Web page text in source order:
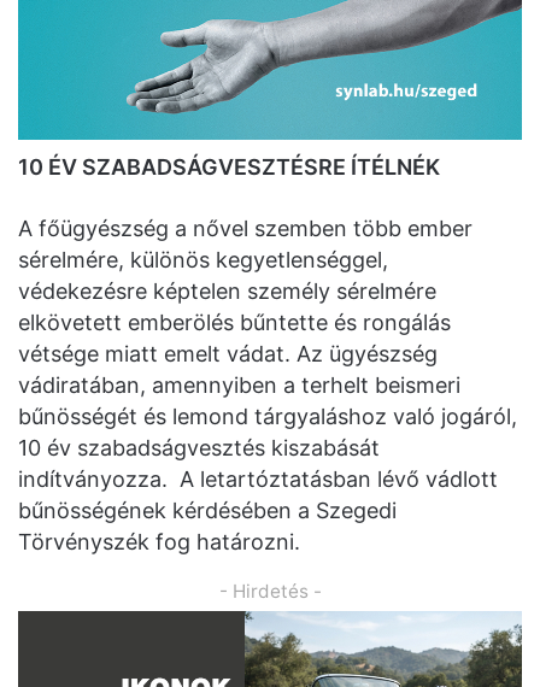
10 ÉV SZABADSÁGVESZTÉSRE ÍTÉLNÉK
A főügyészség a nővel szemben több ember
sérelmére, különös kegyetlenséggel,
védekezésre képtelen személy sérelmére
elkövetett emberölés bűntette és rongálás
vétsége miatt emelt vádat. Az ügyészség
vádiratában, amennyiben a terhelt beismeri
bűnösségét és lemond tárgyaláshoz való jogáról,
10 év szabadságvesztés kiszabását
indítványozza. A letartóztatásban lévő vádlott
bűnösségének kérdésében a Szegedi
Törvényszék fog határozni.
- Hirdetés -